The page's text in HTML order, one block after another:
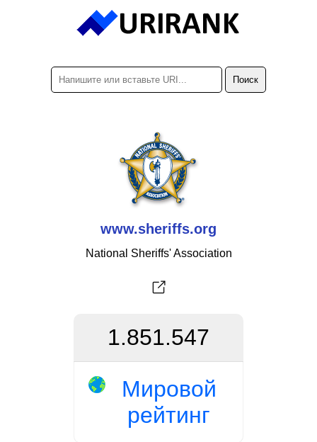
www.sheriffs.org
National Sheriffs' Association
1.851.547
Мировой
рейтинг